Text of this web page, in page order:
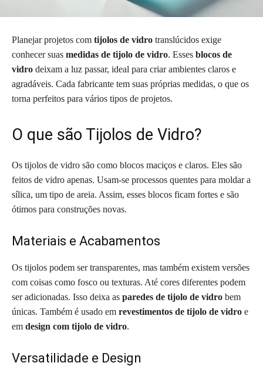
Planejar projetos com tijolos de vidro translúcidos exige
conhecer suas medidas de tijolo de vidro. Esses blocos de
vidro deixam a luz passar, ideal para criar ambientes claros e
agradáveis. Cada fabricante tem suas próprias medidas, o que os
torna perfeitos para vários tipos de projetos.
O que são Tijolos de Vidro?
Os tijolos de vidro são como blocos maciços e claros. Eles são
feitos de vidro apenas. Usam-se processos quentes para moldar a
sílica, um tipo de areia. Assim, esses blocos ficam fortes e são
ótimos para construções novas.
Materiais e Acabamentos
Os tijolos podem ser transparentes, mas também existem versões
com coisas como fosco ou texturas. Até cores diferentes podem
ser adicionadas. Isso deixa as paredes de tijolo de vidro bem
únicas. Também é usado em revestimentos de tijolo de vidro e
em design com tijolo de vidro.
Versatilidade e Design